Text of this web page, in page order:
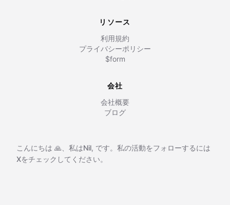
リソース
利用規約
プライバシーポリシー
$form
会社
会社概要
ブログ
こんにちは 🙏、私はNil, です。私の活動をフォローするには
Xをチェックしてください。